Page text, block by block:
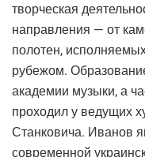
творческая
направления — от
полотен,
рубежом.
академии музыки, а
проходил у ведущих
Станковича. Иванов
современной